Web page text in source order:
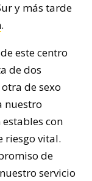
y más tarde
.
este centro
de dos
de sexo
nuestro
con
riesgo vital.
de
servicio